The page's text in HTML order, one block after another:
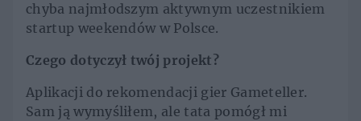
chyba najmłodszym aktywnym uczestnikiem
startup weekendów w Polsce.
Czego dotyczył twój projekt?
Aplikacji do rekomendacji gier Gameteller.
Sam ją wymyśliłem, ale tata pomógł mi